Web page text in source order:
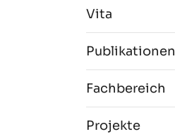
Vita
Publikationen
Fachbereich
Projekte